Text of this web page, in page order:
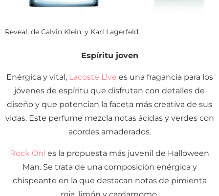
Reveal, de Calvin Klein, y Karl Lagerfeld.
Espíritu joven
Enérgica y vital, Lacoste L!ve es una fragancia para los
jóvenes de espíritu que disfrutan con detalles de
diseño y que potencian la faceta más creativa de sus
vidas. Este perfume mezcla notas ácidas y verdes con
acordes amaderados.
Rock On! es la propuesta más juvenil de Halloween
Man. Se trata de una composición enérgica y
chispeante en la que destacan notas de pimienta
roja, limón y cardamomo.